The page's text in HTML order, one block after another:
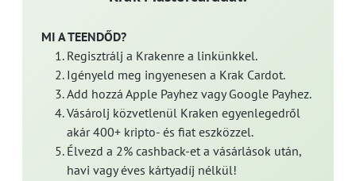
MI A TEENDŐD?
Regisztrálj a Krakenre a linkünkkel.
Igényeld meg ingyenesen a Krak Cardot.
Add hozzá Apple Payhez vagy Google Payhez.
Vásárolj közvetlenül Kraken egyenlegedről
akár 400+ kripto- és fiat eszközzel.
Élvezd a 2% cashback-et a vásárlások után,
havi vagy éves kártyadíj nélkül!